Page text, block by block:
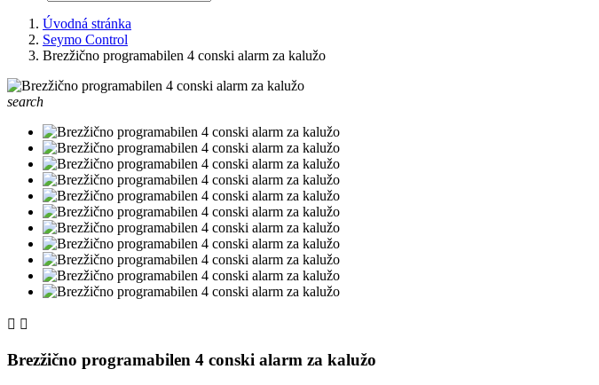
Úvodná stránka
Seymo Control
Brezžično programabilen 4 conski alarm za kalužo
search
 
Brezžično programabilen 4 conski alarm za kalužo